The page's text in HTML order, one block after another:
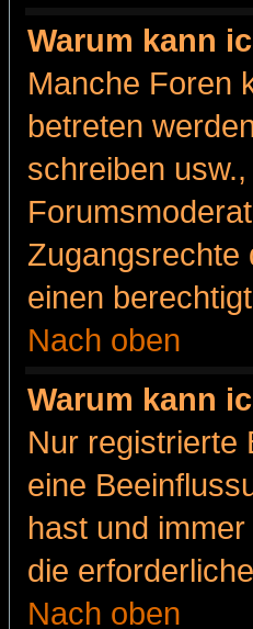
Warum kann
Manche Foren
betreten
schreiben
Zugangsrechte
einen
Nach oben
Warum kann
Nur registrierte
eine
hast und
die
Nach oben